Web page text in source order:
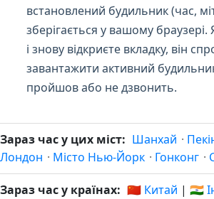
встановлений будильник (час,
зберігається у вашому
і знову відкриєте вкладку, він
завантажити активний
пройшов або не дзвонить.
Зараз час у цих міст: Шанхай ·
Лондон · Місто Нью-Йорк · Гонконг ·
Зараз час у країнах: 🇨🇳 Китай | 🇮🇳